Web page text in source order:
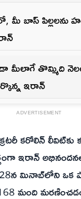
మీ బాస్ పిల్లలను
మీలాగే తొమ్మిది
ఇరాన్
ADVERTISEMENT
కరోలిన్ లీవిట్‌కు
ఇరాన్
28న మినాబ్‌లోని
మంది